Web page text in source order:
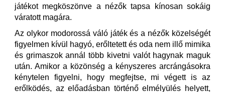
játékot megköszönve a nézők tapsa kínosan sokáig
váratott magára.
Az olykor modorossá váló játék és a nézők közelségét
figyelmen kívül hagyó, erőltetett és oda nem illő mimika
és grimaszok annál több kivetni valót hagynak maguk
után. Amikor a közönség a kényszeres arcrángásokra
kénytelen figyelni, hogy megfejtse, mi végett is az
erőlködés, az előadásban történő elmélyülés helyett,